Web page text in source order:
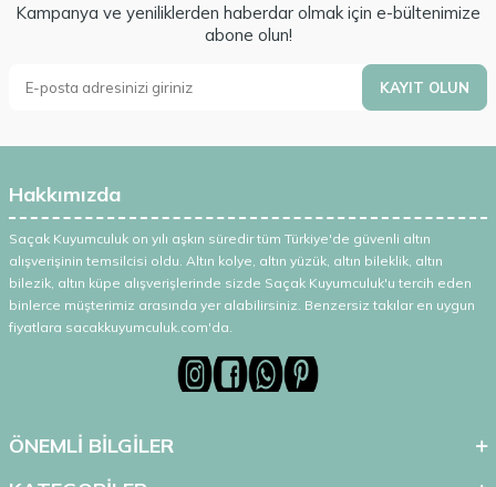
Kampanya ve yeniliklerden haberdar olmak için e-bültenimize
abone olun!
KAYIT OLUN
Hakkımızda
Saçak Kuyumculuk on yılı aşkın süredir tüm Türkiye'de güvenli altın
alışverişinin temsilcisi oldu. Altın kolye, altın yüzük, altın bileklik, altın
bilezik, altın küpe alışverişlerinde sizde Saçak Kuyumculuk'u tercih eden
binlerce müşterimiz arasında yer alabilirsiniz. Benzersiz takılar en uygun
fiyatlara sacakkuyumculuk.com'da.
ÖNEMLİ BİLGİLER